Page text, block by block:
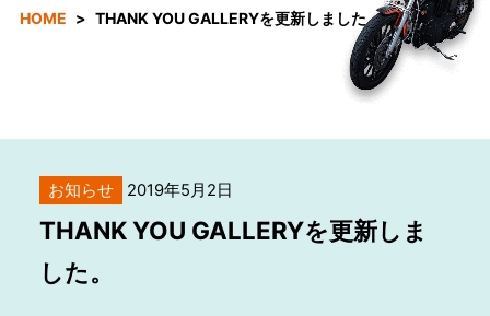
HOME THANK YOU GALLERYを更新しました。
お知らせ 2019年5月2日
THANK YOU GALLERYを更新しま
した。